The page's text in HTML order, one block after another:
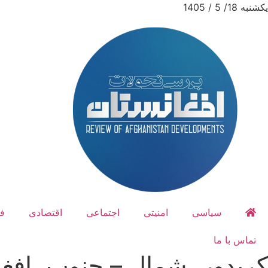
یکشنبه 18/ 5 / 1405
سیاسی امنیتی اجتماعی اقتصادی
تماس با ما